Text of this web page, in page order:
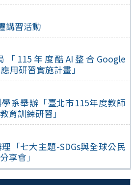
講習活動
115年度酷AI整合Google
用研習實施計畫」
系舉辦「臺北市115年度教師
育訓練研習」
理「七大主題-SDGs與全球公民
享會」